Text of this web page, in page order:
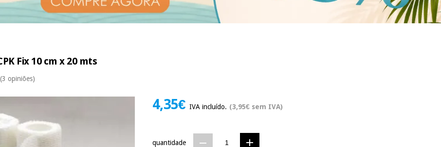
Fix 10 cm x 20 mts
(3 opiniões)
4,35€IVA incluído. (3,95€ sem IVA)
quantidade